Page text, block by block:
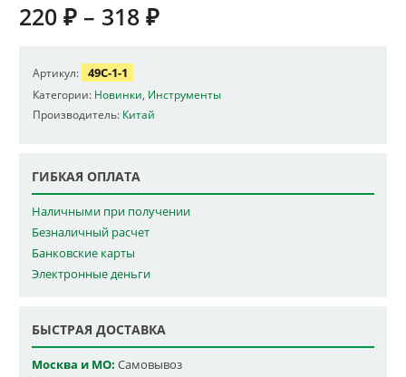
220 ₽ – 318 ₽
Артикул: 49C-1-1
Категории: Новинки Инструменты
Производитель: Китай
ГИБКАЯ ОПЛАТА
Наличными при получении
Безналичный расчет
Банковские карты
Электронные деньги
БЫСТРАЯ ДОСТАВКА
Москва и МО: Самовывоз